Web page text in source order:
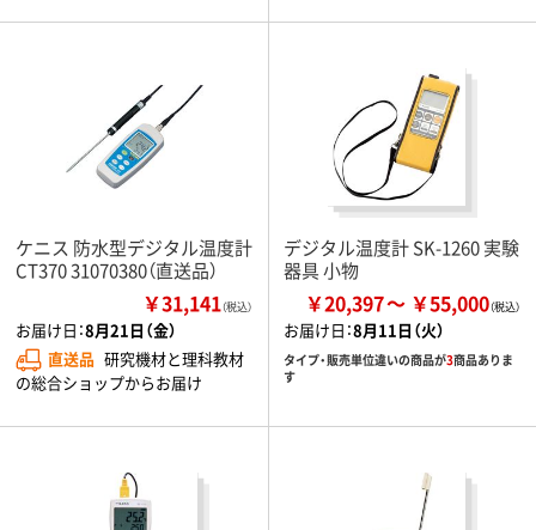
ケニス 防水型デジタル温度計
CT370 31070380（直送品）
￥31,141（税込）
お届け日：8月21日（金）
直送品 研究機材と理科教材
の総合ショップからお届け
デジタル温度計 SK-1260 実験
器具 小物
￥20,397 ￥55,000
お届け日：8月11日（火）
タイプ・販売単位違いの商品が3商品ありま
す